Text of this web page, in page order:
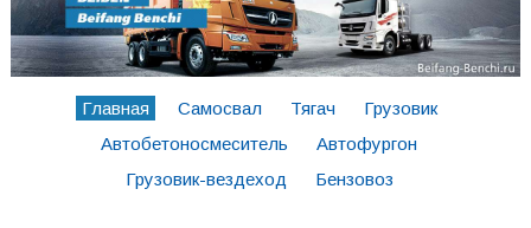
Главная Самосвал Тягач
Грузовик
Автобетоносмеситель
Автофургон
Грузовик-вездеход
Бензовоз